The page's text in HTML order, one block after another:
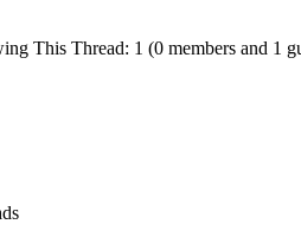
This Thread: 1 (0 members and 1